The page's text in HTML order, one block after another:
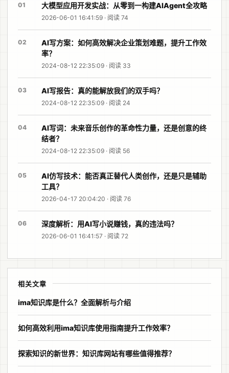
01 大模型应用开发实战：从零到一构建AIAgent全攻略
2026-06-01 16:41:59 · 阅读 74
02
AI写方案：如何高效解决企业策划难题，提升工作效
率？
2024-08-12 22:35:09 · 阅读 33
03 AI写报告：真的能解放我们的双手吗？
2024-08-12 22:35:09 · 阅读 24
04
AI写词：未来音乐创作的革命性力量，还是创意的终
结者？
2024-08-12 22:35:09 · 阅读 56
05
AI仿写技术：能否真正替代人类创作，还是只是辅助
工具？
2026-04-17 20:04:20 · 阅读 76
06 深度解析：用AI写小说赚钱，真的违法吗？
2026-06-01 16:41:57 · 阅读 72
相关文章
ima知识库是什么？全面解析与介绍
如何高效利用ima知识库使用指南提升工作效率？
探索知识的新世界：知识库网站有哪些值得推荐？